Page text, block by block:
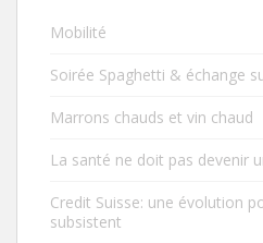
Mobilité
Soirée Spaghetti & échange
Marrons chauds et vin chaud
La santé ne doit pas devenir
Credit Suisse: une évolution
subsistent